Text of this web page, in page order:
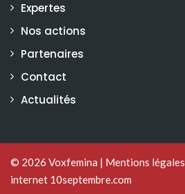
Expertes
Nos actions
Partenaires
Contact
Actualités
© 2026 Voxfemina | Mentions légales
internet 10septembre.com